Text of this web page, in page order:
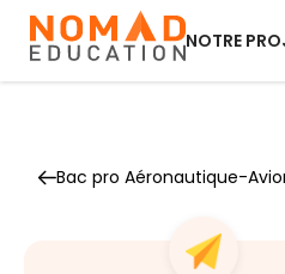
NOTRE
Bac pro Aéronautique-